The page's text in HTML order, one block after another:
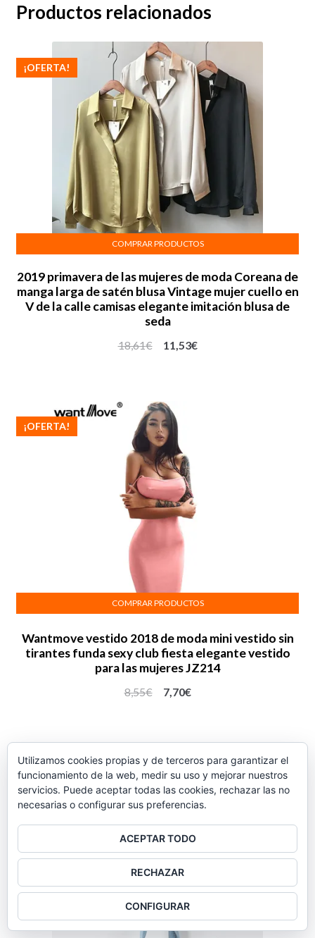
Productos relacionados
2019 primavera de las mujeres de moda Coreana de
manga larga de satén blusa Vintage mujer cuello en
V de la calle camisas elegante imitación blusa de
seda
¡OFERTA!
18,61€ 11,53€
COMPRAR PRODUCTOS
Wantmove vestido 2018 de moda mini vestido sin
tirantes funda sexy club fiesta elegante vestido
para las mujeres JZ214
¡OFERTA!
8,55€ 7,70€
COMPRAR PRODUCTOS
¡OFERTA!
Utilizamos cookies propias y de terceros para garantizar el
funcionamiento de la web, medir su uso y mejorar nuestros
servicios. Puede aceptar todas las cookies, rechazar las no
necesarias o configurar sus preferencias.
ACEPTAR TODO
RECHAZAR
CONFIGURAR